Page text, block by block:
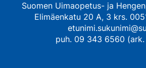
Suomen Uimaopetus- ja
Elimäenkatu 20 A, 3 krs.
puh. 09 343 6560 (ark.